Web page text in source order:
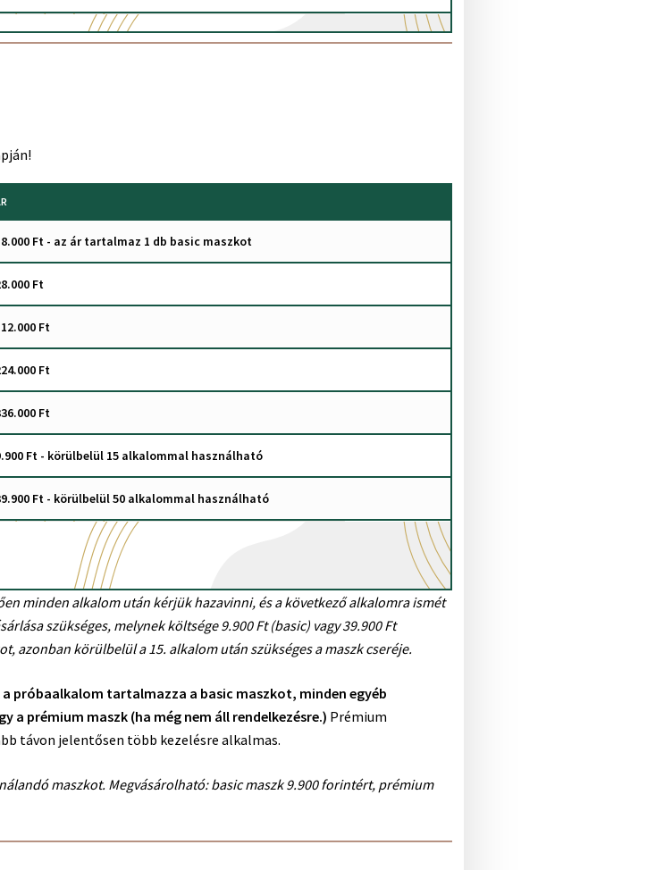
Ft - az ár tartalmaz 1 db basic maszkot
Ft
Ft
Ft
Ft
Ft - körülbelül 15 alkalommal használható
Ft - körülbelül 50 alkalommal használható
minden alkalom után kérjük hazavinni, és a következő alkalomra ismét
szükséges, melynek költsége 9.900 Ft (basic) vagy 39.900 Ft
azonban körülbelül a 15. alkalom után szükséges a maszk cseréje.
próbaalkalom tartalmazza a basic maszkot, minden egyéb
a prémium maszk (ha még nem áll rendelkezésre.) Prémium
távon jelentősen több kezelésre alkalmas.
maszkot. Megvásárolható: basic maszk 9.900 forintért, prémium